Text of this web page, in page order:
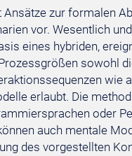
Ansätze zur formalen
vor. Wesentlich
eines hybriden,
sowohl
wie
erlaubt. Die
oder
auch mentale
des vorgestellten